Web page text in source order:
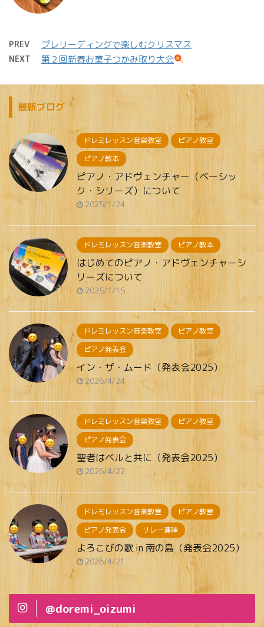
PREV プレリーディングで楽しむクリスマス
NEXT 第２回新春お菓子つかみ取り大会
最新ブログ
ドレミレッスン音楽教室
ピアノ教室
ピアノ教本
ピアノ・アドヴェンチャー（ベーシッ
ク・シリーズ）について
2025/1/24
ドレミレッスン音楽教室 ピアノ教本
はじめてのピアノ・アドヴェンチャーシ
リーズについて
2025/1/15
ドレミレッスン音楽教室
ピアノ教室
ピアノ発表会
イン・ザ・ムード（発表会2025）
2026/4/24
ドレミレッスン音楽教室
ピアノ教室
ピアノ発表会
聖者はベルと共に（発表会2025）
2026/4/22
ドレミレッスン音楽教室
ピアノ教室
ピアノ発表会
リレー連弾
よろこびの歌 in 南の島（発表会2025）
2026/4/21
@doremi_oizumi